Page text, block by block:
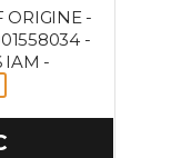
ORIGINE -
-
IAM -